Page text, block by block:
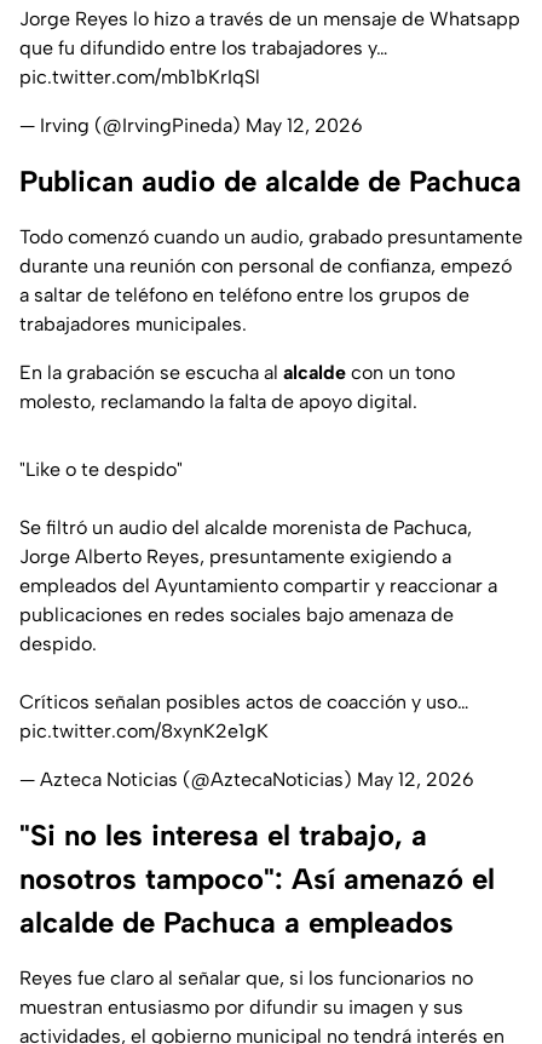
Jorge Reyes lo hizo a través de un mensaje de Whatsapp
que fu difundido entre los trabajadores y…
pic.twitter.com/mb1bKrIqSl
— Irving (@IrvingPineda) May 12, 2026
Publican audio de alcalde de Pachuca
Todo comenzó cuando un audio, grabado presuntamente
durante una reunión con personal de confianza, empezó
a saltar de teléfono en teléfono entre los grupos de
trabajadores municipales.
En la grabación se escucha al alcalde con un tono
molesto, reclamando la falta de apoyo digital.
"Like o te despido"
Se filtró un audio del alcalde morenista de Pachuca,
Jorge Alberto Reyes, presuntamente exigiendo a
empleados del Ayuntamiento compartir y reaccionar a
publicaciones en redes sociales bajo amenaza de
despido.
Críticos señalan posibles actos de coacción y uso…
pic.twitter.com/8xynK2e1gK
— Azteca Noticias (@AztecaNoticias) May 12, 2026
"Si no les interesa el trabajo, a
nosotros tampoco": Así amenazó el
alcalde de Pachuca a empleados
Reyes fue claro al señalar que, si los funcionarios no
muestran entusiasmo por difundir su imagen y sus
actividades, el gobierno municipal no tendrá interés en